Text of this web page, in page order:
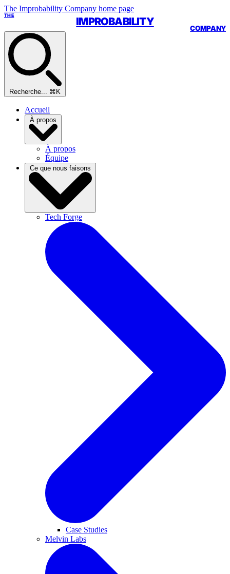
The Improbability Company home page
THE IMPROBABILITY
COMPANY
Recherche... ⌘K
Accueil
À propos
Équipe
Tech Forge
Case Studies
Melvin Labs